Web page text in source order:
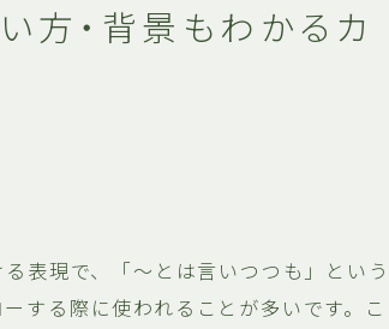
方・背景もわかるカ
表現で、「〜とは言いつつも」という
する際に使われることが多いです。こ